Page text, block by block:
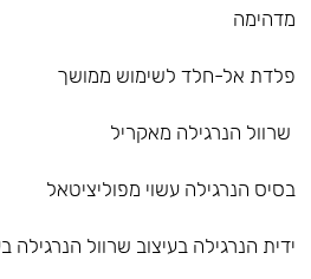
מדהימה
פלדת אל-חלד לשימוש ממושך
שרוול הנרגילה מאקריל
בסיס הנרגילה עשוי מפוליציטאל
ידית הנרגילה בעיצוב שרוול הנרגילה